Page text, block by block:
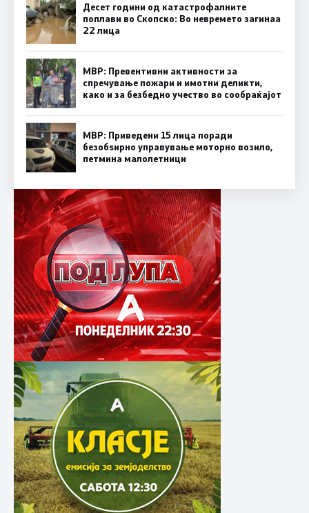
Десет години од катастрофалните
поплави во Скопско: Во невремето загинаа
22 лица
МВР: Превентивни активности за
спречување пожари и имотни деликти,
како и за безбедно учество во сообраќајот
МВР: Приведени 15 лица поради
безобѕирно управување моторно возило,
петмина малолетници